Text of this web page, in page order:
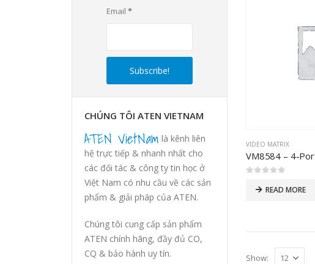
VIDEO MATRIX
READ MORE
Show:
Email *
CHÚNG TÔI ATEN VIETNAM
ATEN VietNam là kênh liên
hệ trực tiếp & nhanh nhất cho
các đối tác & công ty tin học ở
Việt Nam có nhu cầu về các sản
phẩm & giải pháp của ATEN.
Chúng tôi cung cấp sản phẩm
ATEN chính hãng, đầy đủ CO,
CQ & bảo hành uy tín.